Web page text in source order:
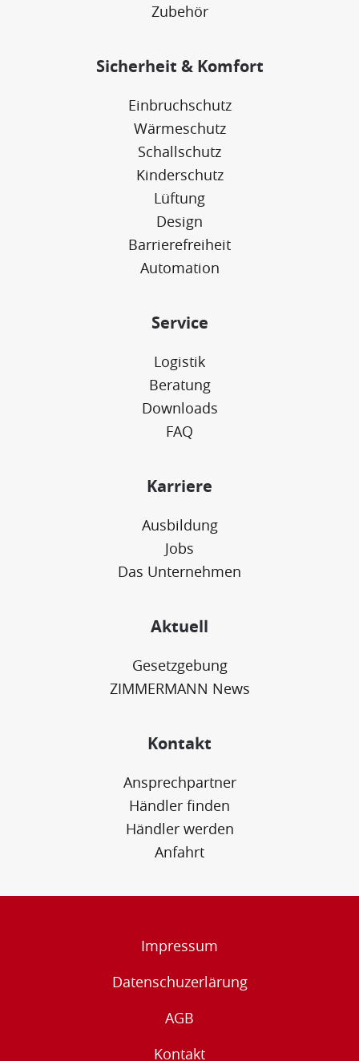
Zubehör
Sicherheit & Komfort
Einbruchschutz
Wärmeschutz
Schallschutz
Kinderschutz
Lüftung
Design
Barrierefreiheit
Automation
Service
Logistik
Beratung
Downloads
FAQ
Karriere
Ausbildung
Jobs
Das Unternehmen
Aktuell
Gesetzgebung
ZIMMERMANN News
Kontakt
Ansprechpartner
Händler finden
Händler werden
Anfahrt
Impressum
Datenschuzerlärung
AGB
Kontakt